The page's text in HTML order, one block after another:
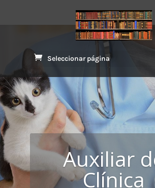
Seleccionar página
Auxiliar
Clínica